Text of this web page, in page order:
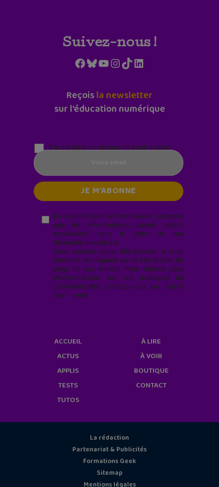
Suivez-nous !
Facebook
Bluesky
YouTube
Instagram
TikTokLinkedIn
Reçoisla newsletter
sur l'éducation numérique
Parentalité numérique (le lundi matin)
En soumettant ce formulaire, j’accepte
que les informations saisies soient
exploitées* dans le cadre de ma
demande de contact.
Vous pouvez vous désabonner à tout
moment en cliquant sur le lien en bas de
page de nos emails. Pour obtenir plus
d'informations sur nos pratiques de
confidentialité, rendez-vous sur notre
site web
ACCUEIL
ACTUS
APPLIS
TESTS
TUTOS
À LIRE
À VOIR
BOUTIQUE
CONTACT
La rédaction
Partenariat & Publicités
Formations Geek
Sitemap
Mentions légales